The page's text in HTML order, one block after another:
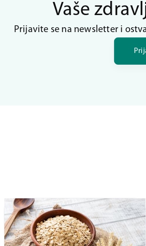
Vaše
Prijavite se na newsletter i